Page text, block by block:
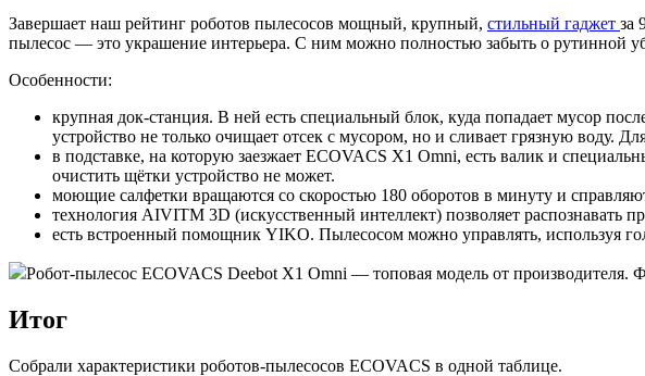
Завершает наш рейтинг роботов пылесосов мощный, крупный, стильный гаджет за
пылесос — это украшение интерьера. С ним можно полностью забыть о рутинной
Особенности:
крупная док-станция. В ней есть специальный блок, куда попадает мусор
устройство не только очищает отсек с мусором, но и сливает грязную воду.
в подставке, на которую заезжает ECOVACS X1 Omni, есть валик и
очистить щётки устройство не может.
моющие салфетки вращаются со скоростью 180 оборотов в минуту и
технология AIVITM 3D (искусственный интеллект) позволяет распознавать
есть встроенный помощник YIKO. Пылесосом можно управлять, используя
Робот-пылесос ECOVACS Deebot X1 Omni — топовая модель от производителя.
Итог
Собрали характеристики роботов-пылесосов ECOVACS в одной таблице.